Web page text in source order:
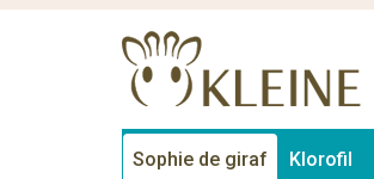
Sophie de giraf Klorofil